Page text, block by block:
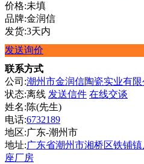
价格:未填
品牌:金润信
发货:3天内
发送询价
联系方式
公司:潮州市金润信陶瓷实业有限
状态:离线 发送信件 在线交谈
姓名:陈(先生)
电话:6732189
地区:广东-潮州市
地址:广东省潮州市湘桥区铁铺
座厂房